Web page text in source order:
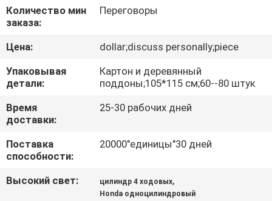
ПРОВЕРКА
КАЧЕСТВА
СВЯЖИТЕСЬ
МЫ
НОВОСТИ
ЦИТАТУ
Количество мин
заказа:
Переговоры
Цена:
dollar;discuss personally;piece
Упаковывая
детали:
Картон и деревянный
поддоны;105*115 см;60--80 штук
Время
доставки:
25-30 рабочих дней
Поставка
способности:
20000"единицы"30 дней
Высокий свет: цилиндр 4 ходовых,
Honda одноцилиндровый